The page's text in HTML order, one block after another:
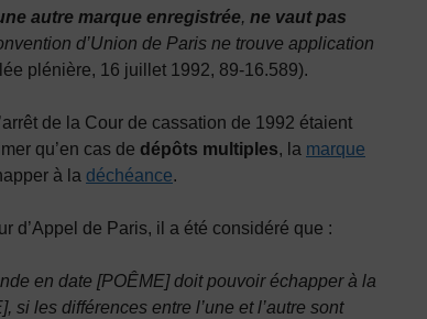
autre marque enregistrée, ne vaut pas
d’Union de Paris ne trouve application
plénière, 16 juillet 1992, 89-16.589).
de la Cour de cassation de 1992 étaient
qu’en cas de dépôts multiples, la marque
à la déchéance.
d’Appel de Paris, il a été considéré que :
en date [POÊME] doit pouvoir échapper à la
les différences entre l’une et l’autre sont